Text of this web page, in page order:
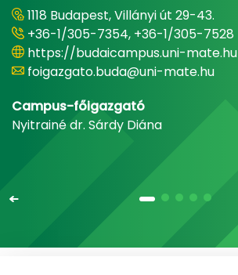
1118 Budapest, Villányi út 29-43.
+36-1/305-7354, +36-1/305-7528
https://budaicampus.uni-mate.hu
foigazgato.buda@uni-mate.hu
Campus-főigazgató
Nyitrainé dr. Sárdy Diána